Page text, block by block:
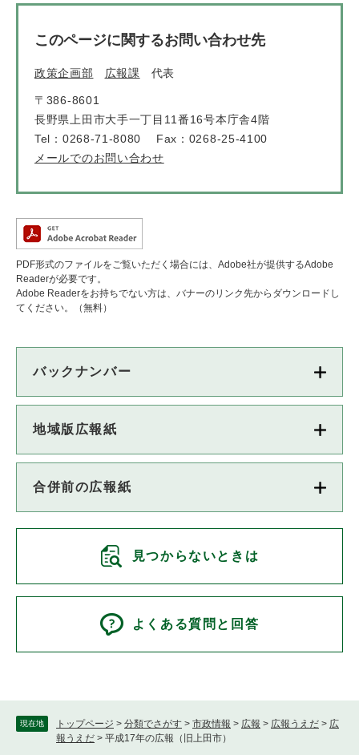
現在地 トップページ > 分類でさがす > 市政情報 > 広報 > 広報うえだ > 広
報うえだ > 平成17年の広報（旧上田市）
このページに関するお問い合わせ先
政策企画部 広報課 代表
〒386-8601
長野県上田市大手一丁目11番16号本庁舎4階
Tel：0268-71-8080
Fax：0268-25-4100
メールでのお問い合わせ
PDF形式のファイルをご覧いただく場合には、Adobe社が提供するAdobe
Readerが必要です。
Adobe Readerをお持ちでない方は、バナーのリンク先からダウンロードし
てください。（無料）
バックナンバー
地域版広報紙
合併前の広報紙
見つからないときは
よくある質問と回答